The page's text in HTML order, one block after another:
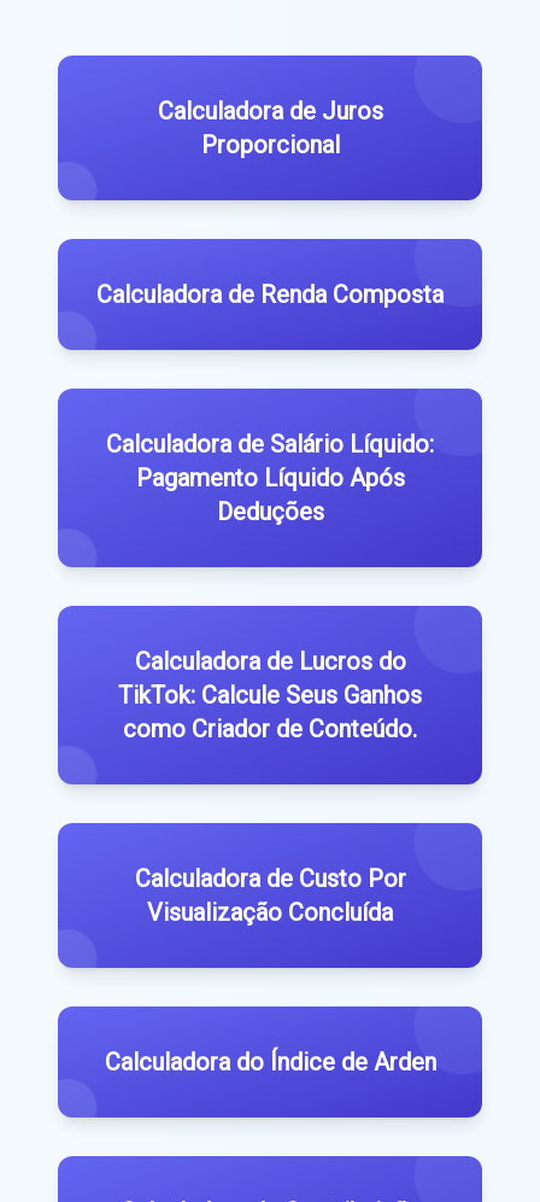
Calculadora de Juros
Proporcional
Calculadora de Renda Composta
Calculadora de Salário Líquido:
Pagamento Líquido Após
Deduções
Calculadora de Lucros do
TikTok: Calcule Seus Ganhos
como Criador de Conteúdo.
Calculadora de Custo Por
Visualização Concluída
Calculadora do Índice de Arden